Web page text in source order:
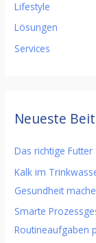
Lifestyle
Lösungen
Services
Neueste
Das richtige
Kalk im
Gesundheit
Smarte
Routineaufgaben